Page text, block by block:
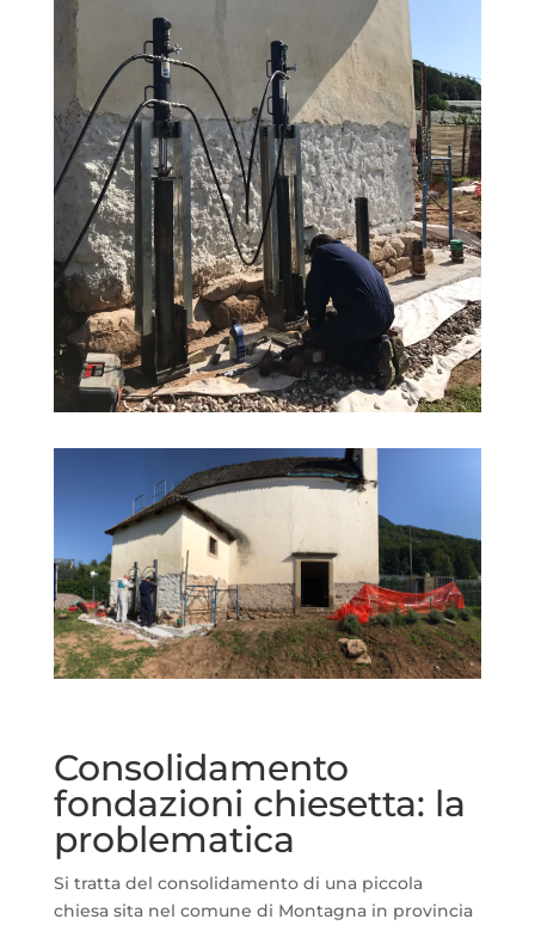
Consolidamento
fondazioni chiesetta: la
problematica
Si tratta del consolidamento di una piccola
chiesa sita nel comune di Montagna in provincia